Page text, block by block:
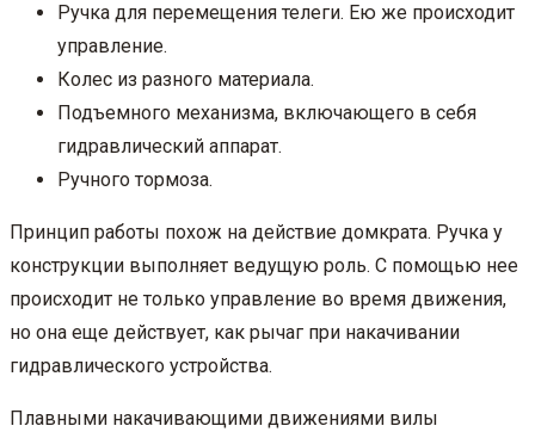
Ручка для перемещения телеги. Ею же происходит
управление.
Колес из разного материала.
Подъемного механизма, включающего в себя
гидравлический аппарат.
Ручного тормоза.
Принцип работы похож на действие домкрата. Ручка у
конструкции выполняет ведущую роль. С помощью нее
происходит не только управление во время движения,
но она еще действует, как рычаг при накачивании
гидравлического устройства.
Плавными накачивающими движениями вилы